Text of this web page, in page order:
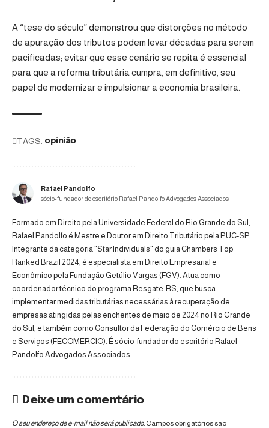
A “tese do século” demonstrou que distorções no método
de apuração dos tributos podem levar décadas para serem
pacificadas; evitar que esse cenário se repita é essencial
para que a reforma tributária cumpra, em definitivo, seu
papel de modernizar e impulsionar a economia brasileira.
TAGS: opinião
Rafael Pandolfo
sócio-fundador do escritório Rafael Pandolfo Advogados Associados
Formado em Direito pela Universidade Federal do Rio Grande do Sul,
Rafael Pandolfo é Mestre e Doutor em Direito Tributário pela PUC-SP.
Integrante da categoria "Star Individuals" do guia Chambers Top
Ranked Brazil 2024, é especialista em Direito Empresarial e
Econômico pela Fundação Getúlio Vargas (FGV). Atua como
coordenador técnico do programa Resgate-RS, que busca
implementar medidas tributárias necessárias à recuperação de
empresas atingidas pelas enchentes de maio de 2024 no Rio Grande
do Sul, e também como Consultor da Federação do Comércio de Bens
e Serviços (FECOMERCIO). É sócio-fundador do escritório Rafael
Pandolfo Advogados Associados.
Deixe um comentário
O seu endereço de e-mail não será publicado. Campos obrigatórios são